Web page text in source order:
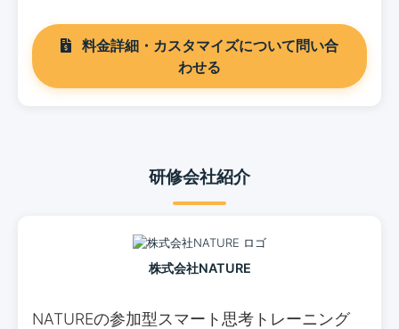
料金詳細・カスタマイズについて問い合
わせる
研修会社紹介
株式会社NATURE
NATUREの参加型スマート思考トレーニング